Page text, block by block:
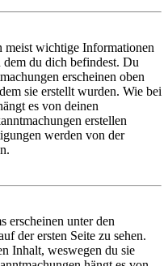
meist wichtige Informationen
du dich befindest. Du
erscheinen oben
sie erstellt wurden. Wie bei
es von deinen
erstellen
werden von der
erscheinen unter den
der ersten Seite zu sehen.
Inhalt, weswegen du sie